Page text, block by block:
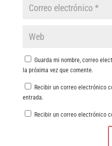
Guarda mi nombre, correo
la próxima vez que comente.
Recibir un correo electrónico
entrada.
Recibir un correo electrónico